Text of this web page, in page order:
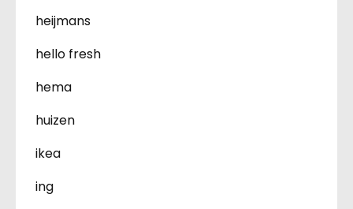
heijmans
hello fresh
hema
huizen
ikea
ing